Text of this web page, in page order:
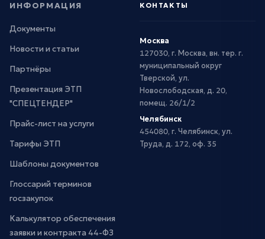
ИНФОРМАЦИЯ
Документы
Новости и статьи
Партнёры
Презентация ЭТП
"СПЕЦТЕНДЕР"
Прайс-лист на услуги
Тарифы ЭТП
Шаблоны документов
Глоссарий терминов
госзакупок
Калькулятор обеспечения
заявки и контракта 44-ФЗ
КОНТАКТЫ
Москва
127030, г. Москва, вн. тер. г.
муниципальный округ
Тверской, ул.
Новослободская, д. 20,
помещ. 26/1/2
Челябинск
454080, г. Челябинск, ул.
Труда, д. 172, оф. 35